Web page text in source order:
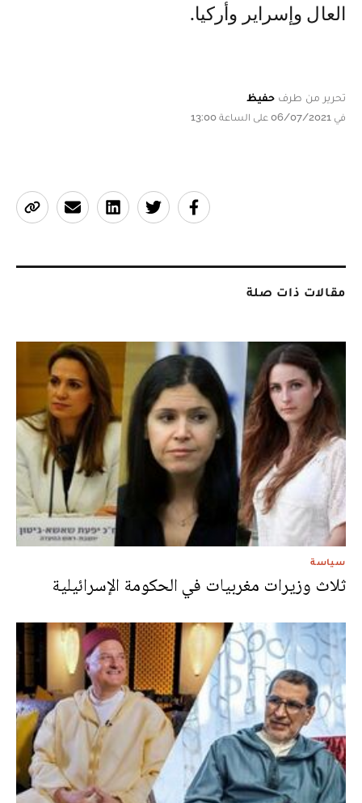
العال وإسراير وأركيا.
تحرير من طرف حفيظ
في 06/07/2021 على الساعة 13:00
مقالات ذات صلة
سياسة
ثلاث وزيرات مغربيات في الحكومة الإسرائيلية